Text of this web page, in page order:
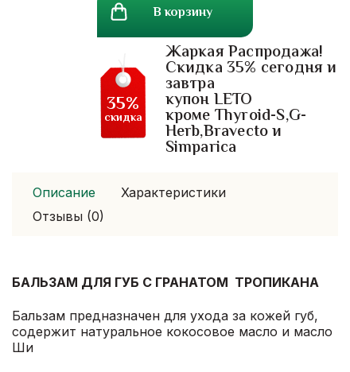
Pomergranate
В корзину
Жаркая Распродажа!
Скидка 35% сегодня и
завтра
купон LETO
кроме Thyroid-S,G-
Herb,Bravecto и
Simparica
35%
скидка
Описание
Характеристики
Отзывы (0)
БАЛЬЗАМ ДЛЯ ГУБ С ГРАНАТОМ ТРОПИКАНА
Бальзам предназначен для ухода за кожей губ,
содержит натуральное кокосовое масло и масло
Ши